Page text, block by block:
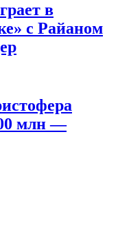
в
с Райаном
млн —